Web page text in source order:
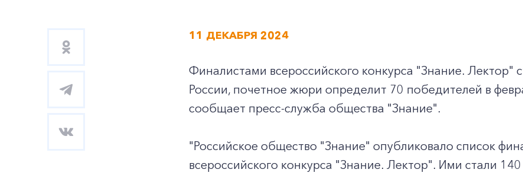
11 ДЕКАБРЯ 2024
Финалистами всероссийского конкурса "Знание. Лектор"
России, почетное жюри определит 70 победителей в
сообщает пресс-служба общества "Знание".
"Российское общество "Знание" опубликовало список
всероссийского конкурса "Знание. Лектор". Ими стали